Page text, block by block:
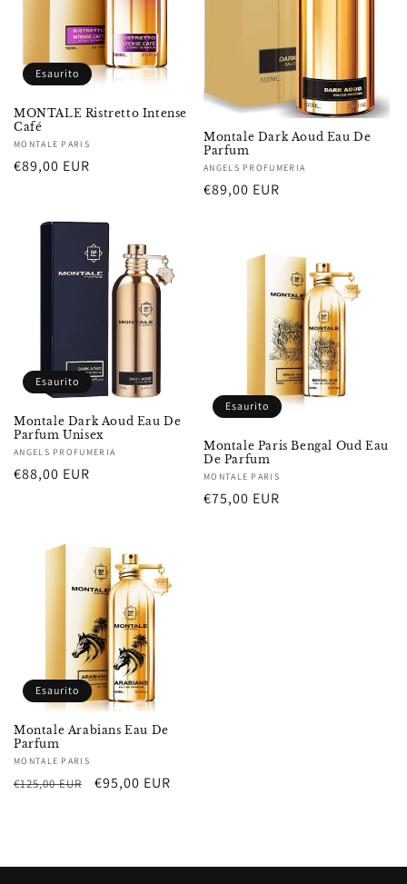
Esaurito
MONTALE Ristretto Intense
Café
Fornitore:
MONTALE PARIS
Prezzo
€89,00 EUR
Montale Dark Aoud Eau De
Parfum
Fornitore:
ANGELS PROFUMERIA
Prezzo
€89,00 EUR
Esaurito
Montale Dark Aoud Eau De
Parfum Unisex
Fornitore:
ANGELS PROFUMERIA
Prezzo
€88,00 EUR
Esaurito
Montale Paris Bengal Oud Eau
De Parfum
Fornitore:
MONTALE PARIS
Prezzo
€75,00 EUR
Esaurito
Montale Arabians Eau De
Parfum
Fornitore:
MONTALE PARIS
Prezzo
€125,00 EUR
Prezzo
€95,00 EUR